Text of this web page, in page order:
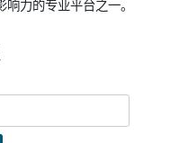
力的专业平台之一。